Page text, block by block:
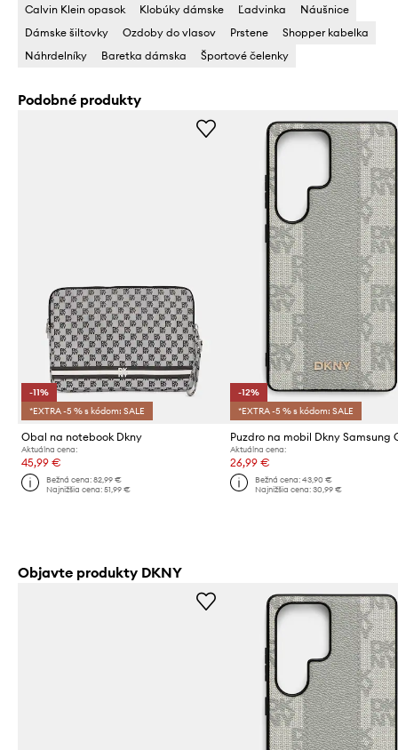
Calvin Klein opasok Klobúky dámske Ľadvinka
Náušnice
Dámske šiltovky
Ozdoby do vlasov Prstene
Shopper kabelka
Náhrdelníky
Baretka dámska Športové čelenky
Podobné produkty
-11%
*EXTRA -5 % s kódom: SALE
Obal na notebook Dkny
Aktuálna cena:
45,99 €
Bežná cena:82,99 €
Najnižšia cena:51,99 €
-12%
*EXTRA -5 % s kódom: SALE
Aktuálna cena:
26,99 €
Bežná cena: 43,90 €
Najnižšia cena: 30,99 €
Objavte produkty DKNY